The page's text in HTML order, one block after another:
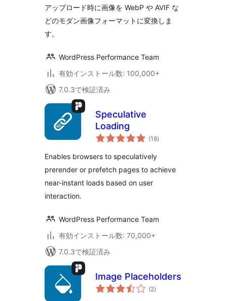
価
アップロード時に画像を WebP や AVIF な
どのモダン画像フォーマットに変換しま
す。
WordPress Performance Team
有効インストール数: 100,000+
7.0.3で検証済み
Speculative
Loading
(18個
の
価
)
Enables browsers to speculatively
prerender or prefetch pages to achieve
near-instant loads based on user
interaction.
WordPress Performance Team
有効インストール数: 70,000+
7.0.3で検証済み
Image Placeholders
(2個
の)